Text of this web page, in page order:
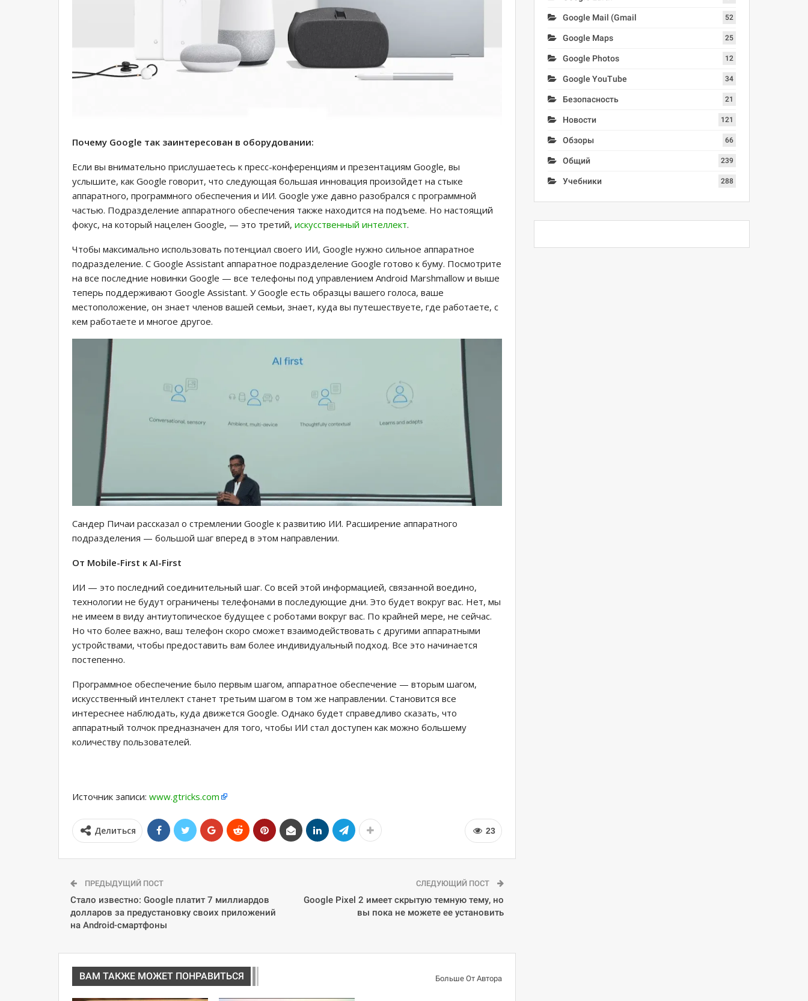
Почему Google так заинтересован в оборудовании:
Если вы внимательно прислушаетесь к пресс-конференциям и презентациям Google, вы
услышите, как Google говорит, что следующая большая инновация произойдет на стыке
аппаратного, программного обеспечения и ИИ. Google уже давно разобрался с программной
частью. Подразделение аппаратного обеспечения также находится на подъеме. Но настоящий
фокус, на который нацелен Google, — это третий, искусственный интеллект.
Чтобы максимально использовать потенциал своего ИИ, Google нужно сильное аппаратное
подразделение. С Google Assistant аппаратное подразделение Google готово к буму. Посмотрите
на все последние новинки Google — все телефоны под управлением Android Marshmallow и выше
теперь поддерживают Google Assistant. У Google есть образцы вашего голоса, ваше
местоположение, он знает членов вашей семьи, знает, куда вы путешествуете, где работаете, с
кем работаете и многое другое.
Сандер Пичаи рассказал о стремлении Google к развитию ИИ. Расширение аппаратного
подразделения — большой шаг вперед в этом направлении.
От Mobile-First к AI-First
ИИ — это последний соединительный шаг. Со всей этой информацией, связанной воедино,
технологии не будут ограничены телефонами в последующие дни. Это будет вокруг вас. Нет, мы
не имеем в виду антиутопическое будущее с роботами вокруг вас. По крайней мере, не сейчас.
Но что более важно, ваш телефон скоро сможет взаимодействовать с другими аппаратными
устройствами, чтобы предоставить вам более индивидуальный подход. Все это начинается
постепенно.
Программное обеспечение было первым шагом, аппаратное обеспечение — вторым шагом,
искусственный интеллект станет третьим шагом в том же направлении. Становится все
интереснее наблюдать, куда движется Google. Однако будет справедливо сказать, что
аппаратный толчок предназначен для того, чтобы ИИ стал доступен как можно большему
количеству пользователей.
Источник записи: www.gtricks.com
23
Делиться
ПРЕДЫДУЩИЙ ПОСТ
Стало известно: Google платит 7 миллиардов
долларов за предустановку своих приложений
на Android-смартфоны
СЛЕДУЮЩИЙ ПОСТ
Google Pixel 2 имеет скрытую темную тему, но
вы пока не можете ее установить
ВАМ ТАКЖЕ МОЖЕТ ПОНРАВИТЬСЯ Больше От Автора
Google Mail (Gmail 52
Google Maps 25
Google Photos 12
Google YouTube 34
Безопасность 21
Новости 121
Обзоры 66
Общий 239
Учебники 288